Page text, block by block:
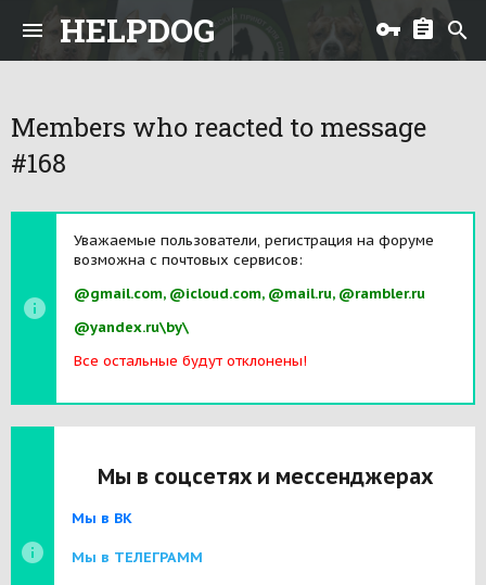
HELPDOG
Members who reacted to message
#168
Уважаемые пользователи, регистрация на форуме
возможна с почтовых сервисов:
@gmail.com, @icloud.com, @mail.ru, @rambler.ru
@yandex.ru\by\
Все остальные будут отклонены!
Мы в соцсетях и мессенджерах
Мы в ВК
Мы в ТЕЛЕГРАММ